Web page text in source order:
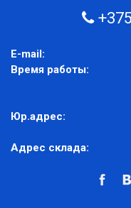
E-mail:
Время работы:
Юр.адрес:
Адрес склада: